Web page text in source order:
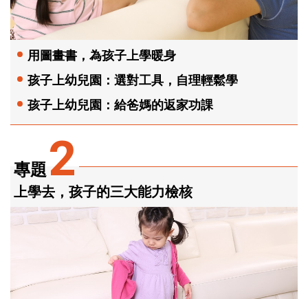
專題2
上學去，孩子的三大能力檢核
用圖畫書，為孩子上學暖身
孩子上幼兒園：選對工具，自理輕鬆學
孩子上幼兒園：給爸媽的返家功課